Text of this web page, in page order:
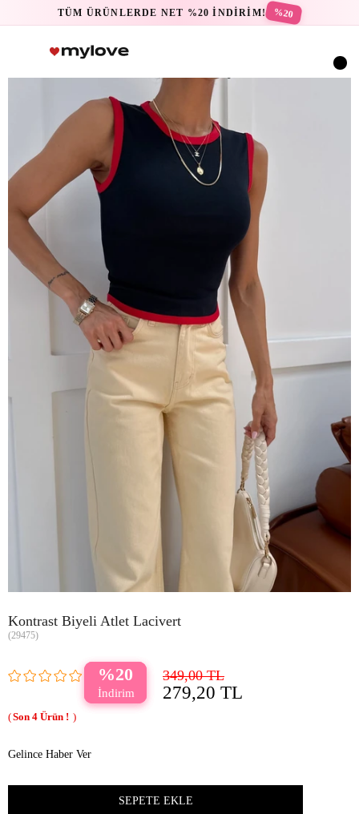
TÜM ÜRÜNLERDE NET %20 İNDİRİM! %20
Kontrast Biyeli Atlet Lacivert
(29475)
20 349,00 TL
279,20 TL
4
Gelince Haber Ver